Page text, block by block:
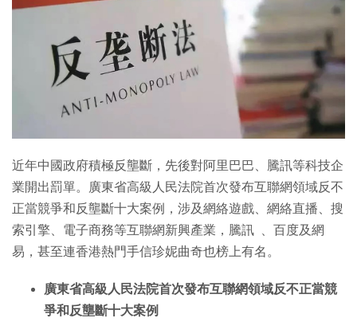
近年中國政府積極反壟斷，先後對阿里巴巴、騰訊等科技企
業開出罰單。廣東省高級人民法院首次發布互聯網領域反不
正當競爭和反壟斷十大案例，涉及網絡遊戲、網絡直播、搜
索引擎、電子商務等互聯網新興產業，騰訊 、百度及網
易，甚至連香港熱門手信珍妮曲奇也榜上有名。
廣東省高級人民法院首次發布互聯網領域反不正當競
爭和反壟斷十大案例